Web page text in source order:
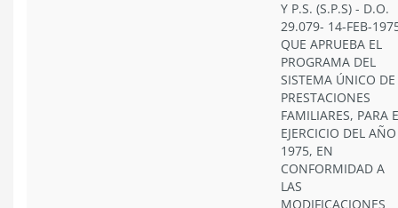
Y P.S. (S.P.S) - D.O.
29.079- 14-FEB-
QUE APRUEBA EL
PROGRAMA DEL
SISTEMA ÚNICO DE
PRESTACIONES
FAMILIARES, PARA
EJERCICIO DEL AÑO
1975, EN
CONFORMIDAD A
LAS
MODIFICACIONES